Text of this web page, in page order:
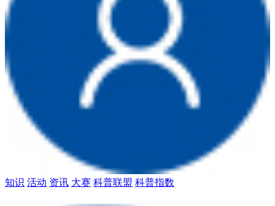
知识 活动 资讯 大赛 科普联盟 科普指数